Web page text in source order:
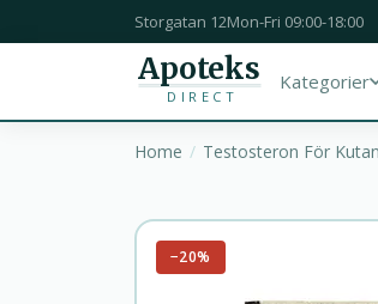
Storgatan 12Mon-Fri 09:00-18:00
Apoteks
DIRECT
Kategorier
Home Testosteron För
−20%